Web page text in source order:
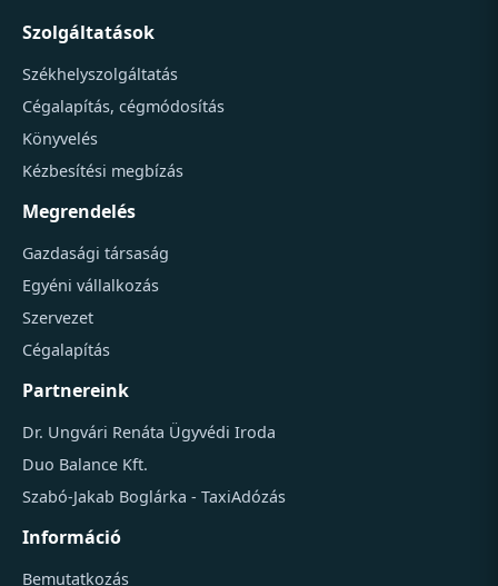
Szolgáltatások
Székhelyszolgáltatás
Cégalapítás, cégmódosítás
Könyvelés
Kézbesítési megbízás
Megrendelés
Gazdasági társaság
Egyéni vállalkozás
Szervezet
Cégalapítás
Partnereink
Dr. Ungvári Renáta Ügyvédi Iroda
Duo Balance Kft.
Szabó-Jakab Boglárka - TaxiAdózás
Információ
Bemutatkozás